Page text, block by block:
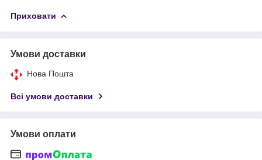
Приховати
Умови доставки
Нова Пошта
Всі умови доставки
Умови оплати